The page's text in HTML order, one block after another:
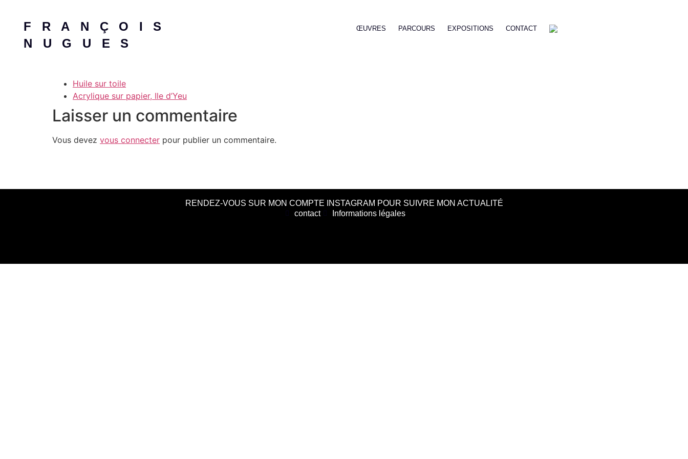
FRANÇOIS
NUGUES
ŒUVRES PARCOURS EXPOSITIONS CONTACT
Huile sur toile
Acrylique sur papier, Ile d’Yeu
Laisser un commentaire
Vous devez vous connecter pour publier un commentaire.
RENDEZ-VOUS SUR MON COMPTE INSTAGRAM POUR SUIVRE MON ACTUALITÉ
contact
Informations légales